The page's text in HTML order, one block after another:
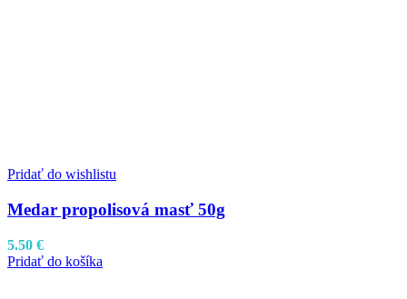
Pridať do wishlistu
Medar propolisová masť 50g
5.50 €
Pridať do košíka